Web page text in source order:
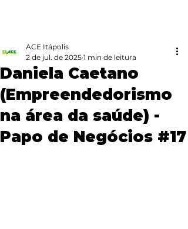
Daniela Caetano
(Empreendedorismo
na área da saúde) -
Papo de Negócios #17
ACE Itápolis
2 de jul. de 2025 1 min de leitura